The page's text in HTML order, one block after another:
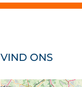
VIND ONS